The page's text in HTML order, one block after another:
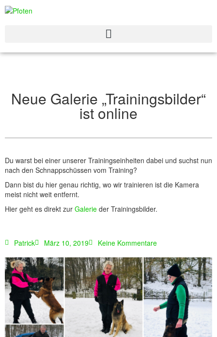
Neue Galerie „Trainingsbilder“
ist online
Du warst bei einer unserer Trainingseinheiten dabei und suchst nun
nach den Schnappschüssen vom Training?
Dann bist du hier genau richtig, wo wir trainieren ist die Kamera
meist nicht weit entfernt.
Hier geht es direkt zur Galerie der Trainingsbilder.
Patrick März 10, 2019 Keine Kommentare